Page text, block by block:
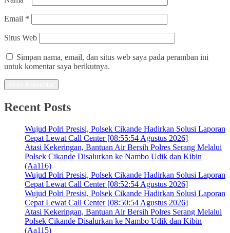
Email *
Situs Web
Simpan nama, email, dan situs web saya pada peramban ini
untuk komentar saya berikutnya.
Recent Posts
Wujud Polri Presisi, Polsek Cikande Hadirkan Solusi Laporan
Cepat Lewat Call Center [08:55:54 Agustus 2026]
Atasi Kekeringan, Bantuan Air Bersih Polres Serang Melalui
Polsek Cikande Disalurkan ke Nambo Udik dan Kibin
(Aa116)
Wujud Polri Presisi, Polsek Cikande Hadirkan Solusi Laporan
Cepat Lewat Call Center [08:52:54 Agustus 2026]
Wujud Polri Presisi, Polsek Cikande Hadirkan Solusi Laporan
Cepat Lewat Call Center [08:50:54 Agustus 2026]
Atasi Kekeringan, Bantuan Air Bersih Polres Serang Melalui
Polsek Cikande Disalurkan ke Nambo Udik dan Kibin
(Aa115)